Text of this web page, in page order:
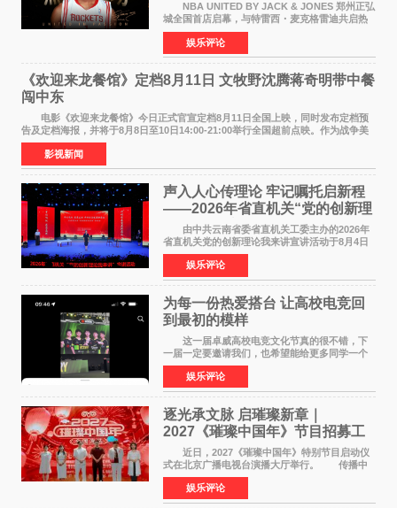
NBA UNITED BY JACK & JONES 郑州正弘
城全国首店启幕，与特雷西・麦克格雷迪共启热
爱 2026 年7 月21 日，
NBAUNITEDBYJACK&JONES 全国首店，于郑
州正弘城正式启幕。NBA 传奇球星
娱乐评论
《欢迎来龙餐馆》定档8月11日 文牧野沈腾蒋奇明带中餐
闯中东
电影《欢迎来龙餐馆》今日正式官宣定档8月11日全国上映，同时发布定档预
告及定档海报，并将于8月8日至10日14:00-21:00举行全国超前点映。作为战争美
食大片，影片讲述的是中国厨师徐福（沈腾
影视新闻
声入人心传理论 牢记嘱托启新程
——2026年省直机关“党的创新理
论我来讲”宣讲活动圆满落幕
由中共云南省委省直机关工委主办的2026年
省直机关党的创新理论我来讲宣讲活动于8月4日
至5日在昆明举办。活动以 "牢记嘱托 感恩奋进
开创云南发展新局面 "为主题，坚持以新时代中国
特色社会主义
娱乐评论
为每一份热爱搭台 让高校电竞回
到最初的模样
这一届卓威高校电竞文化节真的很不错，下
一届一定要邀请我们，也希望能给更多同学一个
来到现场的机会。 2026卓威高校电竞文化节
已经落下帷幕，在活动结束后，仍有不少高校电
竞社负责人和现
娱乐评论
逐光承文脉 启璀璨新章｜
2027《璀璨中国年》节目招募工
作圆满启动
近日，2027《璀璨中国年》特别节目启动仪
式在北京广播电视台演播大厅举行。 传播中
华优秀传统文化，弘扬纯正国风艺术，打造高规
格、高质感、正能量的文艺盛典，是璀璨中国年
矢志不渝的初心
娱乐评论